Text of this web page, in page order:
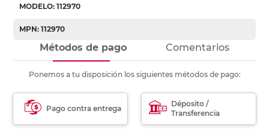
MODELO: 112970
MPN: 112970
Métodos de pago Comentarios
Ponemos a tu disposición los siguientes métodos de pago:
Pago contra entrega
Déposito /
Transferencia